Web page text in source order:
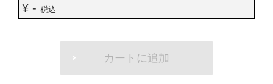
¥ - 税込
OPTIONS
カートに追加